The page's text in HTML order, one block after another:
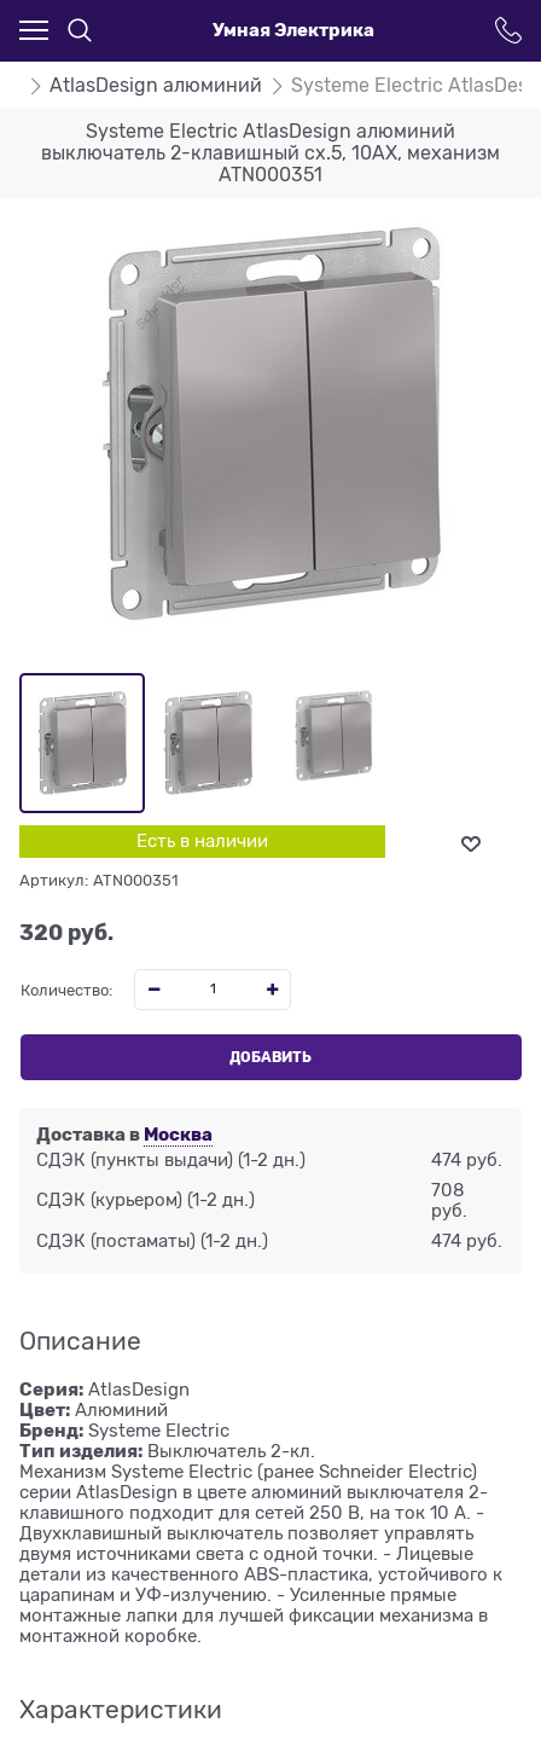
Умная Электрика
AtlasDesign алюминий Systeme Electric
Systeme Electric AtlasDesign алюминий
выключатель 2-клавишный сх.5, 10АХ, механизм
ATN000351
Есть в наличии
Артикул: ATN000351
320 руб.
Количество:
ДОБАВИТЬ
Доставка в Москва
СДЭК (пункты выдачи) (1-2 дн.) 474 руб.
СДЭК (курьером) (1-2 дн.)
708
руб.
СДЭК (постаматы) (1-2 дн.) 474 руб.
Описание
Серия: AtlasDesign
Цвет: Алюминий
Бренд: Systeme Electric
Тип изделия: Выключатель 2-кл.
Механизм Systeme Electric (ранее Schneider Electric)
серии AtlasDesign в цвете алюминий выключателя 2-
клавишного подходит для сетей 250 В, на ток 10 А. -
Двухклавишный выключатель позволяет управлять
двумя источниками света с одной точки. - Лицевые
детали из качественного ABS-пластика, устойчивого к
царапинам и УФ-излучению. - Усиленные прямые
монтажные лапки для лучшей фиксации механизма в
монтажной коробке.
Характеристики